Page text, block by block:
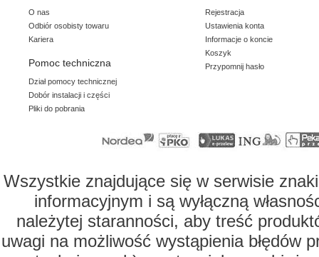
O nas
Odbiór osobisty towaru
Kariera
Pomoc techniczna
Dział pomocy technicznej
Dobór instalacji i części
Pliki do pobrania
Rejestracja
Ustawienia konta
Informacje o koncie
Koszyk
Przypomnij hasło
Wszystkie znajdujące się w serwisie
informacyjnym i są wyłączną
należytej staranności, aby treść
uwagi na możliwość wystąpienia błędów